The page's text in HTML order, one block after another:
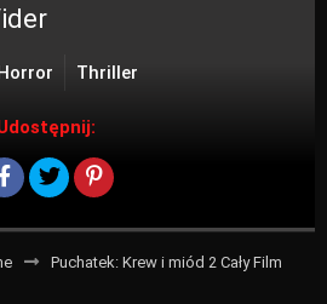
Thriller
Puchatek: Krew i miód 2 Cały Film